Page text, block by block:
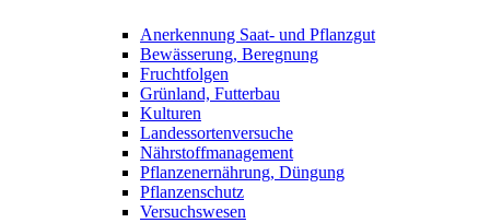
Anerkennung Saat- und Pflanzgut
Bewässerung, Beregnung
Fruchtfolgen
Grünland, Futterbau
Kulturen
Landessortenversuche
Nährstoffmanagement
Pflanzenernährung, Düngung
Pflanzenschutz
Versuchswesen